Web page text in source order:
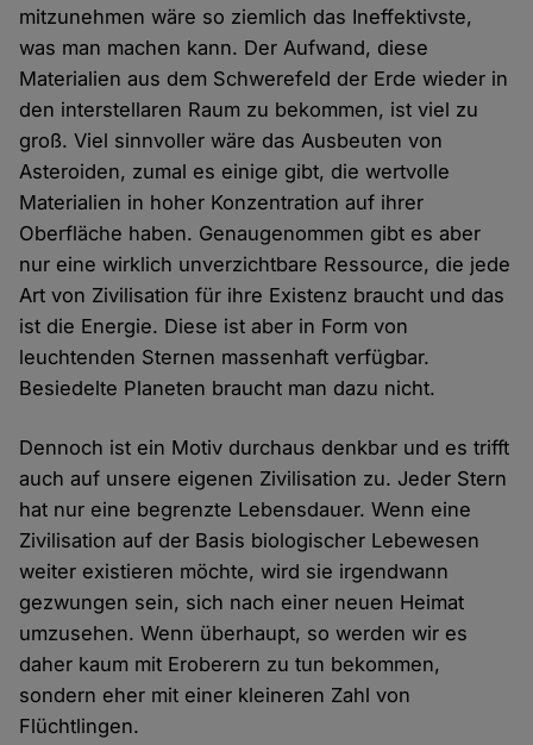
mitzunehmen wäre so ziemlich das Ineffektivste,
was man machen kann. Der Aufwand, diese
Materialien aus dem Schwerefeld der Erde wieder in
den interstellaren Raum zu bekommen, ist viel zu
groß. Viel sinnvoller wäre das Ausbeuten von
Asteroiden, zumal es einige gibt, die wertvolle
Materialien in hoher Konzentration auf ihrer
Oberfläche haben. Genaugenommen gibt es aber
nur eine wirklich unverzichtbare Ressource, die jede
Art von Zivilisation für ihre Existenz braucht und das
ist die Energie. Diese ist aber in Form von
leuchtenden Sternen massenhaft verfügbar.
Besiedelte Planeten braucht man dazu nicht.
Dennoch ist ein Motiv durchaus denkbar und es trifft
auch auf unsere eigenen Zivilisation zu. Jeder Stern
hat nur eine begrenzte Lebensdauer. Wenn eine
Zivilisation auf der Basis biologischer Lebewesen
weiter existieren möchte, wird sie irgendwann
gezwungen sein, sich nach einer neuen Heimat
umzusehen. Wenn überhaupt, so werden wir es
daher kaum mit Eroberern zu tun bekommen,
sondern eher mit einer kleineren Zahl von
Flüchtlingen.